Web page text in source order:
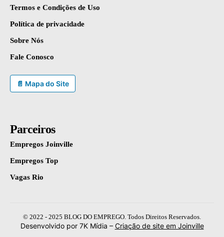
Termos e Condições de Uso
Política de privacidade
Sobre Nós
Fale Conosco
📄 Mapa do Site
Parceiros
Empregos Joinville
Empregos Top
Vagas Rio
© 2022 - 2025 BLOG DO EMPREGO. Todos Direitos Reservados.
Desenvolvido por 7K Mídia – Criação de site em Joinville